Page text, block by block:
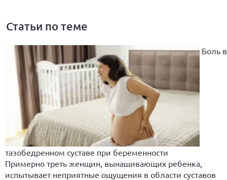
Статьи по теме
Боль в
тазобедренном суставе при беременности
Примерно треть женщин, вынашивающих ребенка,
испытывает неприятные ощущения в области суставов